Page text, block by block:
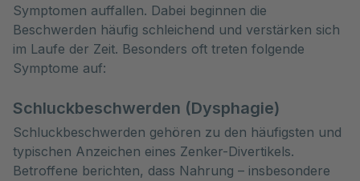
Symptomen auffallen. Dabei beginnen die
Beschwerden häufig schleichend und verstärken sich
im Laufe der Zeit. Besonders oft treten folgende
Symptome auf:
Schluckbeschwerden (Dysphagie)
Schluckbeschwerden gehören zu den häufigsten und
typischen Anzeichen eines Zenker-Divertikels.
Betroffene berichten, dass Nahrung – insbesondere